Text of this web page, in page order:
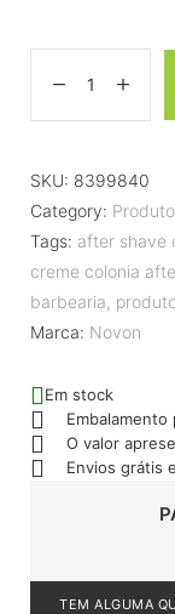
SKU: 8399840
Category:
Tags: after shave
creme colonia
barbearia,
Marca: Novon
Em stock
Embalamento
O valor
Envios grátis
TEM ALGUMA